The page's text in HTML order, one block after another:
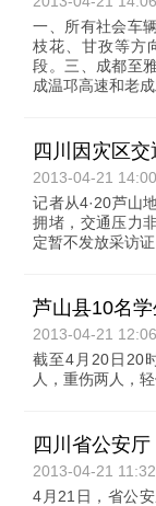
一、所有社会车
枝花、甘孜等方
段。三、成都至
成温邛高速和老
四川因灾区
2013-04-21
记者从4·20芦山
拥堵，交通压力
定暂不发放采访证
芦山县10名
2013-04-21
截至4月20日20
人，重伤两人，
四川省公安
2013-04-21
4月21日，省公